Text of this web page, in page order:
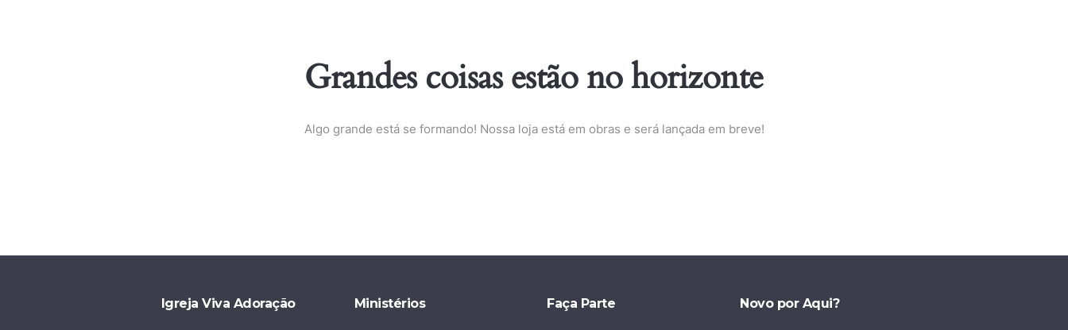
Grandes coisas estão no horizonte
Algo grande está se formando! Nossa loja está em obras e será lançada em breve!
Igreja Viva Adoração Ministérios Faça Parte Novo por Aqui?